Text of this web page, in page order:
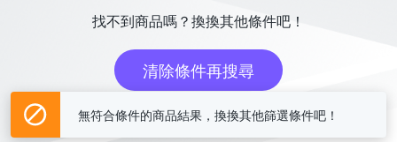
找不到商品嗎？換換其他條件吧！
清除條件再搜尋
或
無符合條件的商品結果，換換其他篩選條件吧！